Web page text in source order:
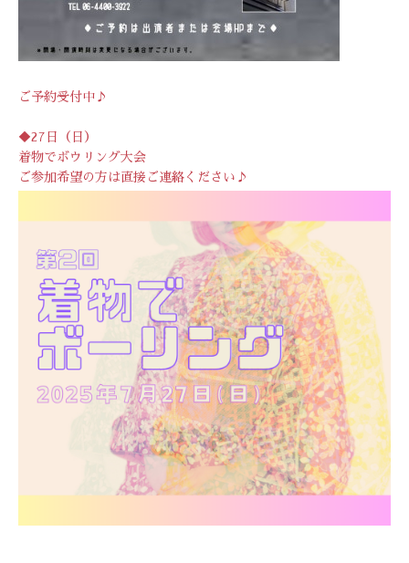
ご予約受付中♪
◆27日（日）
着物でボウリング大会
ご参加希望の方は直接ご連絡ください♪